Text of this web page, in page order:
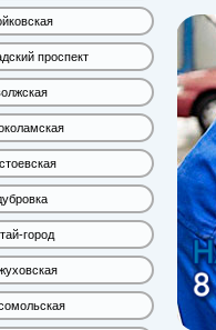
проспект
город